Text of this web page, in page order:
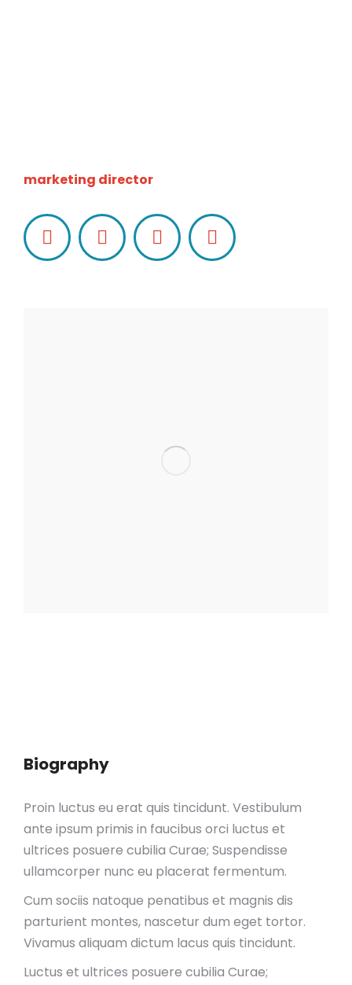
marketing director
FacebookLinkedInPinterestInstagram
Biography
Proin luctus eu erat quis tincidunt. Vestibulum
ante ipsum primis in faucibus orci luctus et
ultrices posuere cubilia Curae; Suspendisse
ullamcorper nunc eu placerat fermentum.
Cum sociis natoque penatibus et magnis dis
parturient montes, nascetur dum eget tortor.
Vivamus aliquam dictum lacus quis tincidunt.
Luctus et ultrices posuere cubilia Curae;